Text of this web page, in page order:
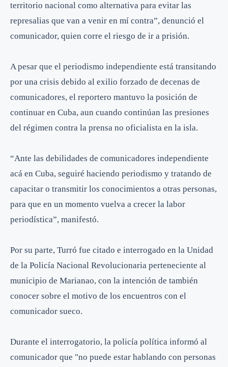
territorio nacional como alternativa para evitar las
represalias que van a venir en mí contra”, denunció el
comunicador, quien corre el riesgo de ir a prisión.
A pesar que el periodismo independiente está transitando
por una crisis debido al exilio forzado de decenas de
comunicadores, el reportero mantuvo la posición de
continuar en Cuba, aun cuando continúan las presiones
del régimen contra la prensa no oficialista en la isla.
“Ante las debilidades de comunicadores independiente
acá en Cuba, seguiré haciendo periodismo y tratando de
capacitar o transmitir los conocimientos a otras personas,
para que en un momento vuelva a crecer la labor
periodística”, manifestó.
Por su parte, Turró fue citado e interrogado en la Unidad
de la Policía Nacional Revolucionaria perteneciente al
municipio de Marianao, con la intención de también
conocer sobre el motivo de los encuentros con el
comunicador sueco.
Durante el interrogatorio, la policía política informó al
comunicador que "no puede estar hablando con personas